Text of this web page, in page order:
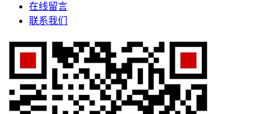
在线留言
联系我们